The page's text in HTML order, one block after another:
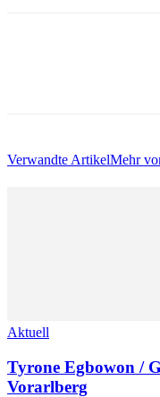
Verwandte ArtikelMehr
Aktuell
Tyrone Egbowon /
Vorarlberg